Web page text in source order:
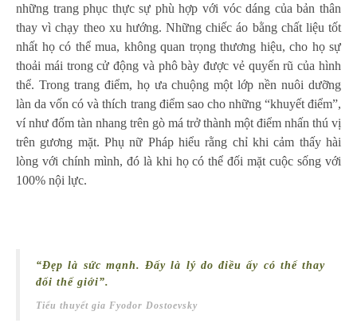
những trang phục thực sự phù hợp với vóc dáng của bản thân
thay vì chạy theo xu hướng. Những chiếc áo bằng chất liệu tốt
nhất họ có thể mua, không quan trọng thương hiệu, cho họ sự
thoải mái trong cử động và phô bày được vẻ quyến rũ của hình
thể. Trong trang điểm, họ ưa chuộng một lớp nền nuôi dưỡng
làn da vốn có và thích trang điểm sao cho những “khuyết điểm”,
ví như đốm tàn nhang trên gò má trở thành một điểm nhấn thú vị
trên gương mặt. Phụ nữ Pháp hiểu rằng chỉ khi cảm thấy hài
lòng với chính mình, đó là khi họ có thể đối mặt cuộc sống với
100% nội lực.
“Đẹp là sức mạnh. Đấy là lý do điều ấy có thể thay
đổi thế giới”.
Tiểu thuyết gia Fyodor Dostoevsky